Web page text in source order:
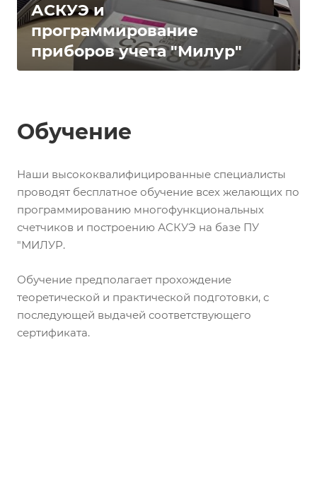
АСКУЭ и
программирование
приборов учета "Милур"
Обучение
Наши высококвалифицированные специалисты
проводят бесплатное обучение всех желающих по
программированию многофункциональных
счетчиков и построению АСКУЭ на базе ПУ
"МИЛУР.
Обучение предполагает прохождение
теоретической и практической подготовки, с
последующей выдачей соответствующего
сертификата.